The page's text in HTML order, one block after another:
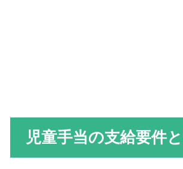
児童手当の支給要件